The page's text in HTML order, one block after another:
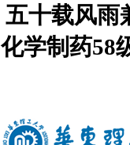
五十载风
化学制药58